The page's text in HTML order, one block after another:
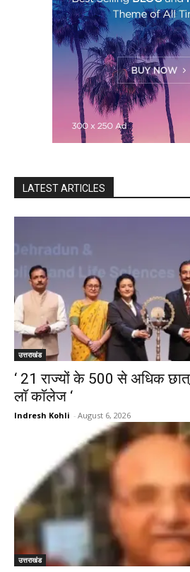
LATEST ARTICLES
उत्तराखंड
‘ 21 राज्यों के 500 से अधिक
लाॅ काॅलेज ‘
Indresh Kohli - August 6, 2026
उत्तराखंड